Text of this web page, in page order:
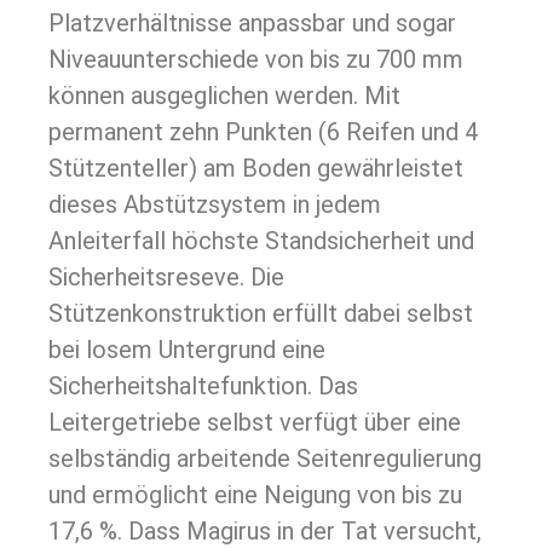
Platzverhältnisse anpassbar und sogar
Niveauunterschiede von bis zu 700 mm
können ausgeglichen werden. Mit
permanent zehn Punkten (6 Reifen und 4
Stützenteller) am Boden gewährleistet
dieses Abstützsystem in jedem
Anleiterfall höchste Standsicherheit und
Sicherheitsreseve. Die
Stützenkonstruktion erfüllt dabei selbst
bei losem Untergrund eine
Sicherheitshaltefunktion. Das
Leitergetriebe selbst verfügt über eine
selbständig arbeitende Seitenregulierung
und ermöglicht eine Neigung von bis zu
17,6 %. Dass Magirus in der Tat versucht,